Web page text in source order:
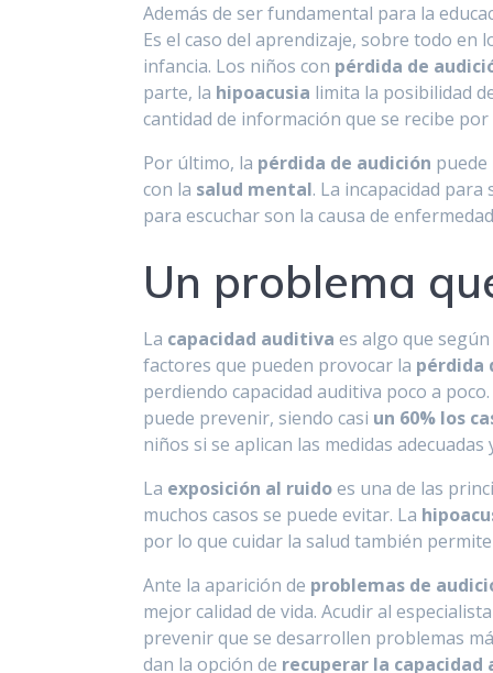
Además de ser fundamental para la
Es el caso del aprendizaje, sobre todo en
infancia. Los niños con pérdida de
parte, la hipoacusia limita la posibilidad
cantidad de información que se recibe
Por último, la pérdida de audición
con la salud mental. La incapacidad
para escuchar son la causa de
Un problema
La capacidad auditiva es algo que
factores que pueden provocar la pérdida
perdiendo capacidad auditiva poco a
puede prevenir, siendo casi un 60% los
niños si se aplican las medidas
La exposición al ruidoes una de las
muchos casos se puede evitar. La
por lo que cuidar la salud también
Ante la aparición de problemas de
mejor calidad de vida. Acudir al
prevenir que se desarrollen problemas
dan la opción de recuperar la capacidad